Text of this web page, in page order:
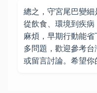
總之，守宮尾巴變細
從飲食、環境到疾
麻煩，早期行動能
多問題，歡迎參考台
或留言討論。希望你